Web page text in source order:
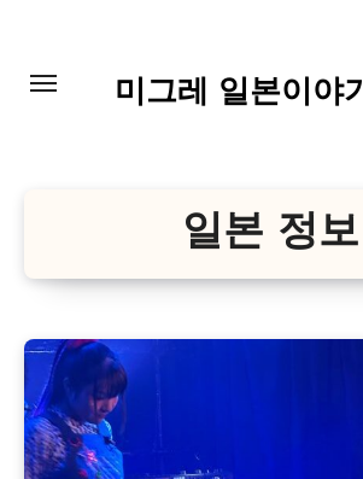
content
미그레 일본이야기
일본 정보